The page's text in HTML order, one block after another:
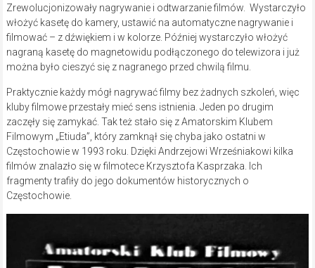
Zrewolucjonizowały nagrywanie i odtwarzanie filmów. Wystarczyło
włożyć kasetę do kamery, ustawić na automatyczne nagrywanie i
filmować – z dźwiękiem i w kolorze. Później wystarczyło włożyć
nagraną kasetę do magnetowidu podłączonego do telewizora i już
można było cieszyć się z nagranego przed chwilą filmu.
Praktycznie każdy mógł nagrywać filmy bez żadnych szkoleń, więc
kluby filmowe przestały mieć sens istnienia. Jeden po drugim
zaczęły się zamykać. Tak też stało się z Amatorskim Klubem
Filmowym „Etiuda”, który zamknął się chyba jako ostatni w
Częstochowie w 1993 roku. Dzięki Andrzejowi Wrześniakowi kilka
filmów znalazło się w filmotece Krzysztofa Kasprzaka. Ich
fragmenty trafiły do jego dokumentów historycznych o
Częstochowie.